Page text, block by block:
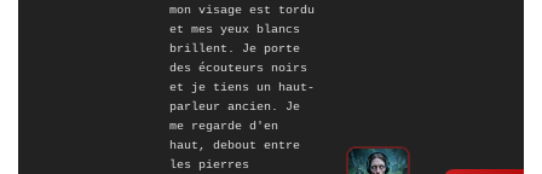
mon visage est tordu
et mes yeux blancs
brillent. Je porte
des écouteurs noirs
et je tiens un haut-
parleur ancien. Je
me regarde d'en
haut, debout entre
les pierres